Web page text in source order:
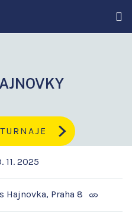
TURNAJE
11. 2025
Hajnovka, Praha 8